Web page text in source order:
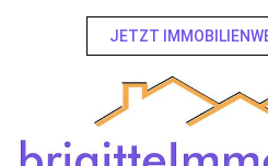
JETZT